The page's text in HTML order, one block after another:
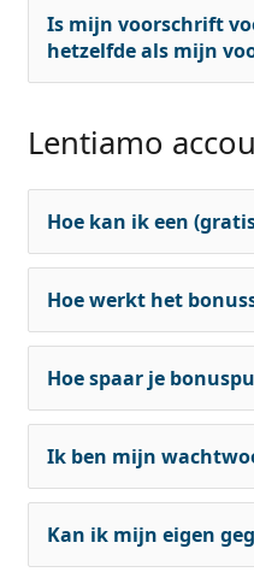
Is mijn voorschrift
hetzelfde als mijn
Lentiamo
Hoe kan ik een
Hoe werkt het
Hoe spaar je
Ik ben mijn
Kan ik mijn eigen